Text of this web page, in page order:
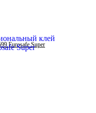
Eurosafe Super